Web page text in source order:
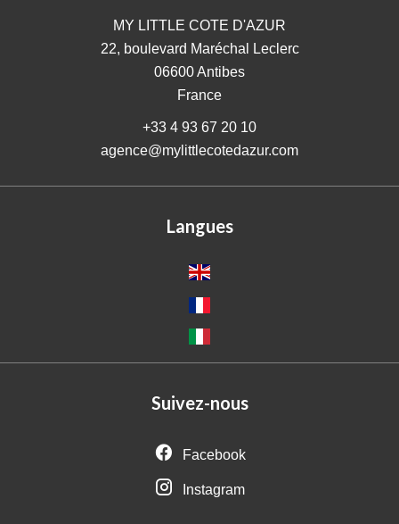
MY LITTLE COTE D'AZUR
22, boulevard Maréchal Leclerc
06600Antibes
France
+33 4 93 67 20 10
agence@mylittlecotedazur.com
Langues
Suivez-nous
Facebook
Instagram